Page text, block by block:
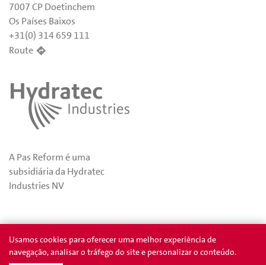
7007 CP Doetinchem
Os Países Baixos
+31(0) 314 659 111
Route
A Pas Reform é uma
subsidiária da Hydratec
Industries NV
Privacidade Prêmios
Usamos cookies para oferecer uma melhor experiência de
navegação, analisar o tráfego do site e personalizar o conteúdo.